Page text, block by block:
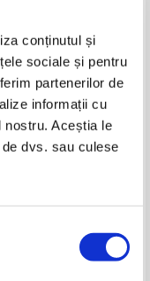
conținutul și
sociale și pentru
partenerilor de
informații cu
nostru. Aceștia le
dvs. sau culese
8. The stranger from
the sea
17,00Lei 6,80 Lei
în coș